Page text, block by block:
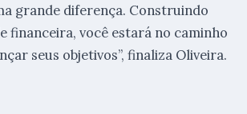
grande diferença. Construindo
financeira, você estará no caminho
seus objetivos”, finaliza Oliveira.